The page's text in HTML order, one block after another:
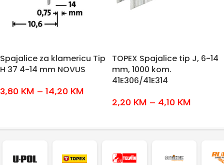
Spajalice za klamericu Tip
H 37 4-14 mm NOVUS
3,80 KM – 14,20 KM
TOPEX Spajalice tip J, 6-14
mm, 1000 kom.
41E306/41E314
2,20 KM – 4,10 KM